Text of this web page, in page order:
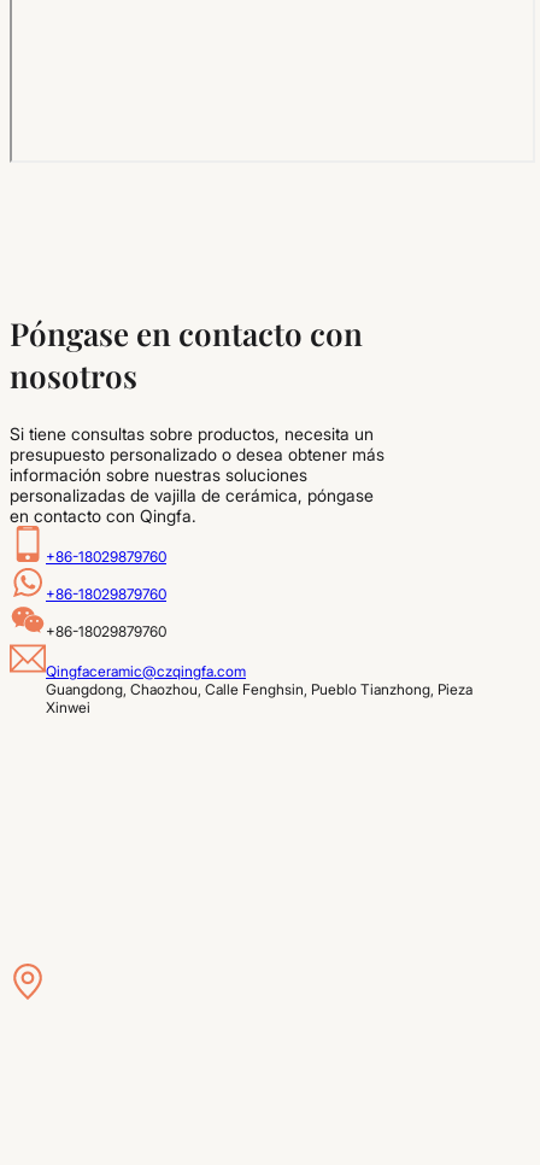
Póngase en contacto con
nosotros
Si tiene consultas sobre productos, necesita un
presupuesto personalizado o desea obtener más
información sobre nuestras soluciones
personalizadas de vajilla de cerámica, póngase
en contacto con Qingfa.
+86-18029879760
+86-18029879760
+86-18029879760
Qingfaceramic@czqingfa.com
Guangdong, Chaozhou, Calle Fenghsin, Pueblo Tianzhong, Pieza
Xinwei